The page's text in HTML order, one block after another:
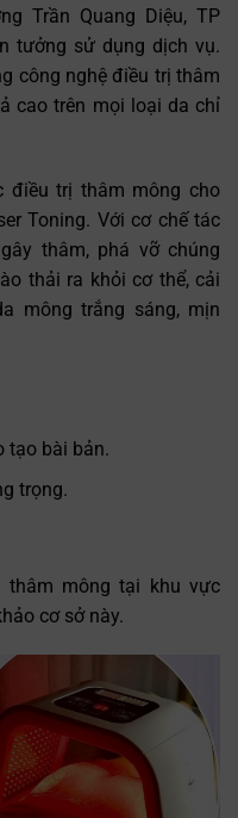
Trần Quang Diệu, TP
tưởng sử dụng dịch vụ.
công nghệ điều trị thâm
cao trên mọi loại da chỉ
điều trị thâm mông cho
Toning. Với cơ chế tác
thâm, phá vỡ chúng
thải ra khỏi cơ thể, cải
mông trắng sáng, mịn
tạo bài bản.
trọng.
thâm mông tại khu vực
cơ sở này.